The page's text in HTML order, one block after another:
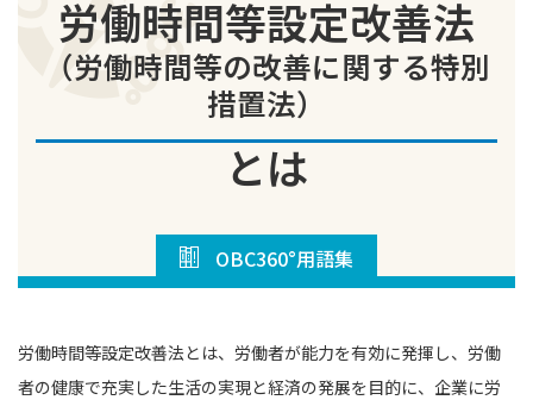
労働時間等設定改善法
（労働時間等の改善に関する特別
措置法）
とは
OBC360°用語集
労働時間等設定改善法とは、労働者が能力を有効に発揮し、労働
者の健康で充実した生活の実現と経済の発展を目的に、企業に労